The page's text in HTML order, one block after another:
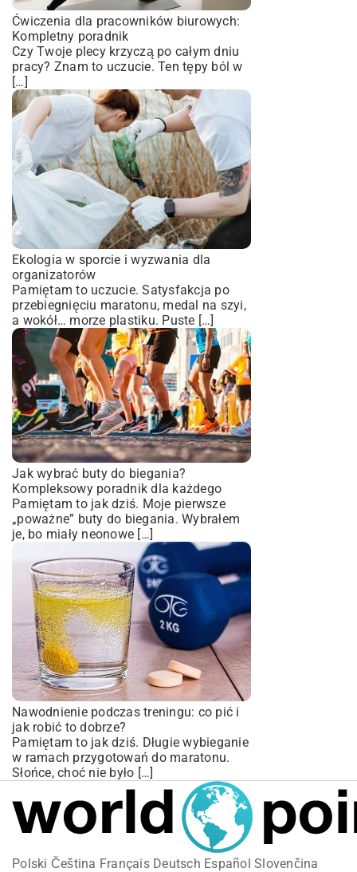
Ćwiczenia dla pracowników biurowych:
Kompletny poradnik
Czy Twoje plecy krzyczą po całym dniu
pracy? Znam to uczucie. Ten tępy ból w
[…]
Ekologia w sporcie i wyzwania dla
organizatorów
Pamiętam to uczucie. Satysfakcja po
przebiegnięciu maratonu, medal na szyi,
a wokół… morze plastiku. Puste […]
Jak wybrać buty do biegania?
Kompleksowy poradnik dla każdego
Pamiętam to jak dziś. Moje pierwsze
„poważne” buty do biegania. Wybrałem
je, bo miały neonowe […]
Nawodnienie podczas treningu: co pić i
jak robić to dobrze?
Pamiętam to jak dziś. Długie wybieganie
w ramach przygotowań do maratonu.
Słońce, choć nie było […]
Polski Čeština Français Deutsch Español Slovenčina